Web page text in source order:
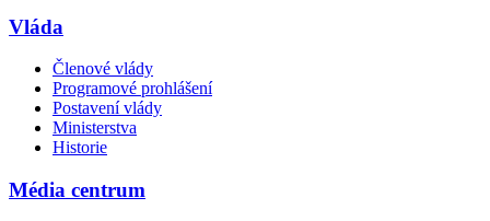
Vláda
Členové vlády
Programové prohlášení
Postavení vlády
Ministerstva
Historie
Média centrum